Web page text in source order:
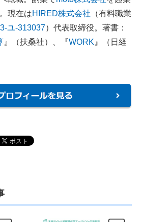
現在はHIRED株式会社 （有料職業
ユ-313037）代表取締役。著書：
』（扶桑社）、『WORK 』（日経